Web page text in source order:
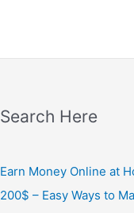
Search Here
Earn Money Online at
200$ – Easy Ways to